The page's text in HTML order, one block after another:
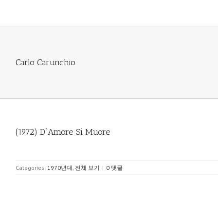
content
Carlo Carunchio
(1972) D`Amore Si Muore
Categories: 1970년대, 전체 보기 | 0 댓글